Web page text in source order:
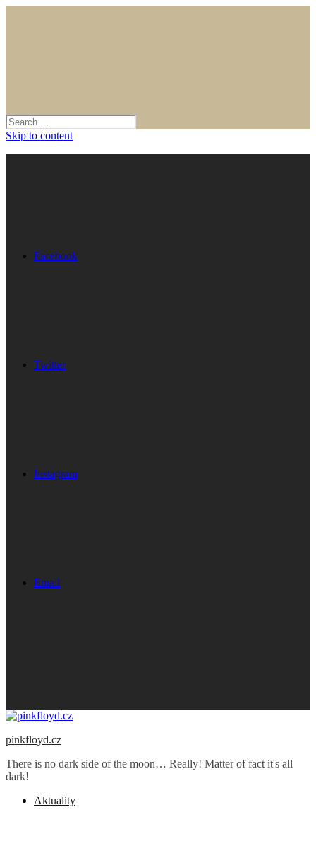
Skip to content
Facebook
Twitter
Instagram
Email
pinkfloyd.cz
There is no dark side of the moon… Really! Matter of fact it's all
dark!
Aktuality